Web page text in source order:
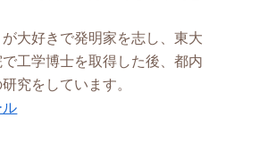
が大好きで発明家を志し、東大
工学博士を取得した後、都内
究をしています。
ル